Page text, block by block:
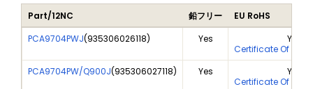
Part/12NC 鉛フリー
EU RoHS
PCA9704PWJ(935306026118) Yes
Yes
Certificate Of
PCA9704PW/Q900J(935306027118) Yes
Yes
Certificate Of